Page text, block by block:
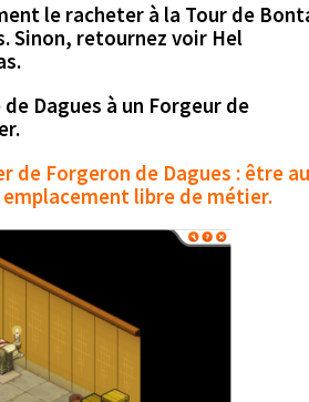
le racheter à la Tour de
Sinon, retournez voir Hel
Dagues à un Forgeur de
Forgeron de Dagues : être au
emplacement libre de métier.